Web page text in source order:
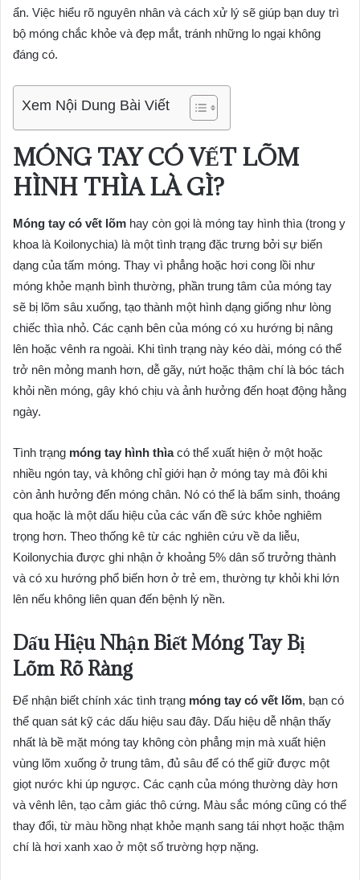
ẩn. Việc hiểu rõ nguyên nhân và cách xử lý sẽ giúp bạn duy trì
bộ móng chắc khỏe và đẹp mắt, tránh những lo ngại không
đáng có.
Xem Nội Dung Bài Viết
MÓNG TAY CÓ VẾT LÕM
HÌNH THÌA LÀ GÌ?
Móng tay có vết lõm hay còn gọi là móng tay hình thìa (trong y
khoa là Koilonychia) là một tình trạng đặc trưng bởi sự biến
dạng của tấm móng. Thay vì phẳng hoặc hơi cong lồi như
móng khỏe mạnh bình thường, phần trung tâm của móng tay
sẽ bị lõm sâu xuống, tạo thành một hình dạng giống như lòng
chiếc thìa nhỏ. Các cạnh bên của móng có xu hướng bị nâng
lên hoặc vênh ra ngoài. Khi tình trạng này kéo dài, móng có thể
trở nên mỏng manh hơn, dễ gãy, nứt hoặc thậm chí là bóc tách
khỏi nền móng, gây khó chịu và ảnh hưởng đến hoạt động hằng
ngày.
Tình trạng móng tay hình thìacó thể xuất hiện ở một hoặc
nhiều ngón tay, và không chỉ giới hạn ở móng tay mà đôi khi
còn ảnh hưởng đến móng chân. Nó có thể là bẩm sinh, thoáng
qua hoặc là một dấu hiệu của các vấn đề sức khỏe nghiêm
trọng hơn. Theo thống kê từ các nghiên cứu về da liễu,
Koilonychia được ghi nhận ở khoảng 5% dân số trưởng thành
và có xu hướng phổ biến hơn ở trẻ em, thường tự khỏi khi lớn
lên nếu không liên quan đến bệnh lý nền.
Dấu Hiệu Nhận Biết Móng Tay Bị
Lõm Rõ Ràng
Để nhận biết chính xác tình trạng móng tay có vết lõm, bạn có
thể quan sát kỹ các dấu hiệu sau đây. Dấu hiệu dễ nhận thấy
nhất là bề mặt móng tay không còn phẳng mịn mà xuất hiện
vùng lõm xuống ở trung tâm, đủ sâu để có thể giữ được một
giọt nước khi úp ngược. Các cạnh của móng thường dày hơn
và vênh lên, tạo cảm giác thô cứng. Màu sắc móng cũng có thể
thay đổi, từ màu hồng nhạt khỏe mạnh sang tái nhợt hoặc thậm
chí là hơi xanh xao ở một số trường hợp nặng.